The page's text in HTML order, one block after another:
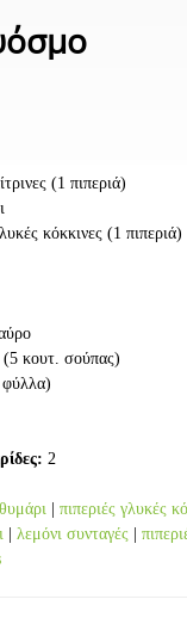
(1 πιπεριά)
κόκκινες (1 πιπεριά)
(5 κουτ. σούπας)
2
πιπεριές γλυκές
λεμόνι συνταγές